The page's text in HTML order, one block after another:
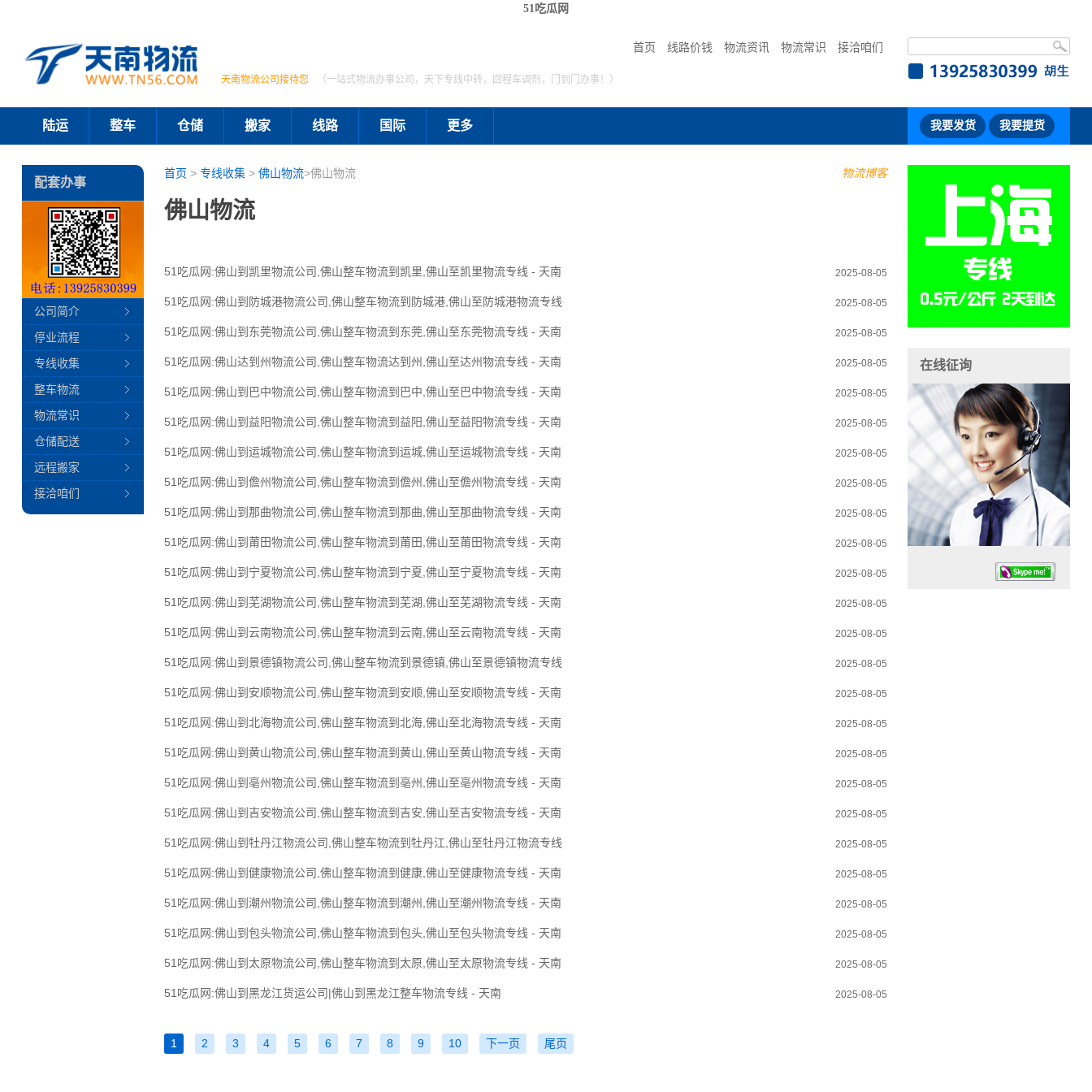
51吃瓜网
首页 线路价钱 物流资讯 物流常识 接洽咱们
天南物流公司接待您 （一站式物流办事公司，天下专线中转，回程车调剂，门到门办事！）
陆运 整车 仓储 搬家 线路 国际 更多 我要发货 我要提货
物流博客
首页 > 专线收集> 佛山物流>佛山物流
佛山物流
2025-08-05
51吃瓜网:佛山到凯里物流公司,佛山整车物流到凯里,佛山至凯里物流专线 - 天南
2025-08-05
51吃瓜网:佛山到防城港物流公司,佛山整车物流到防城港,佛山至防城港物流专线
2025-08-05
51吃瓜网:佛山到东莞物流公司,佛山整车物流到东莞,佛山至东莞物流专线 - 天南
2025-08-05
51吃瓜网:佛山达到州物流公司,佛山整车物流达到州,佛山至达州物流专线 - 天南
2025-08-05
51吃瓜网:佛山到巴中物流公司,佛山整车物流到巴中,佛山至巴中物流专线 - 天南
2025-08-05
51吃瓜网:佛山到益阳物流公司,佛山整车物流到益阳,佛山至益阳物流专线 - 天南
2025-08-05
51吃瓜网:佛山到运城物流公司,佛山整车物流到运城,佛山至运城物流专线 - 天南
2025-08-05
51吃瓜网:佛山到儋州物流公司,佛山整车物流到儋州,佛山至儋州物流专线 - 天南
2025-08-05
51吃瓜网:佛山到那曲物流公司,佛山整车物流到那曲,佛山至那曲物流专线 - 天南
2025-08-05
51吃瓜网:佛山到莆田物流公司,佛山整车物流到莆田,佛山至莆田物流专线 - 天南
2025-08-05
51吃瓜网:佛山到宁夏物流公司,佛山整车物流到宁夏,佛山至宁夏物流专线 - 天南
2025-08-05
51吃瓜网:佛山到芜湖物流公司,佛山整车物流到芜湖,佛山至芜湖物流专线 - 天南
2025-08-05
51吃瓜网:佛山到云南物流公司,佛山整车物流到云南,佛山至云南物流专线 - 天南
2025-08-05
51吃瓜网:佛山到景德镇物流公司,佛山整车物流到景德镇,佛山至景德镇物流专线
2025-08-05
51吃瓜网:佛山到安顺物流公司,佛山整车物流到安顺,佛山至安顺物流专线 - 天南
2025-08-05
51吃瓜网:佛山到北海物流公司,佛山整车物流到北海,佛山至北海物流专线 - 天南
2025-08-05
51吃瓜网:佛山到黄山物流公司,佛山整车物流到黄山,佛山至黄山物流专线 - 天南
2025-08-05
51吃瓜网:佛山到亳州物流公司,佛山整车物流到亳州,佛山至亳州物流专线 - 天南
2025-08-05
51吃瓜网:佛山到吉安物流公司,佛山整车物流到吉安,佛山至吉安物流专线 - 天南
2025-08-05
51吃瓜网:佛山到牡丹江物流公司,佛山整车物流到牡丹江,佛山至牡丹江物流专线
2025-08-05
51吃瓜网:佛山到健康物流公司,佛山整车物流到健康,佛山至健康物流专线 - 天南
2025-08-05
51吃瓜网:佛山到潮州物流公司,佛山整车物流到潮州,佛山至潮州物流专线 - 天南
2025-08-05
51吃瓜网:佛山到包头物流公司,佛山整车物流到包头,佛山至包头物流专线 - 天南
2025-08-05
51吃瓜网:佛山到太原物流公司,佛山整车物流到太原,佛山至太原物流专线 - 天南
2025-08-05
51吃瓜网:佛山到黑龙江货运公司|佛山到黑龙江整车物流专线 - 天南
1 2 3 4 5 6 7 8 9 10 下一页 尾页
配套办事
公司简介
停业流程
专线收集
整车物流
物流常识
仓储配送
远程搬家
接洽咱们
在线征询